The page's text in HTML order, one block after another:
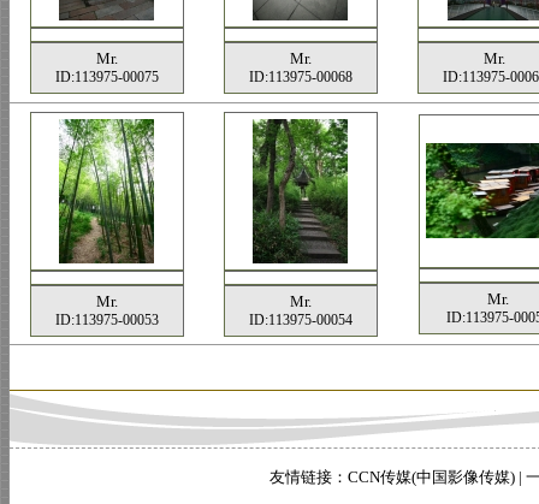
Mr.
ID:113975-00075
Mr.
ID:113975-00068
Mr.
ID:113975-
Mr.
ID:113975-00053
Mr.
ID:113975-00054
Mr.
ID:113975-
友情链接： CCN传媒(中国影像传媒) |